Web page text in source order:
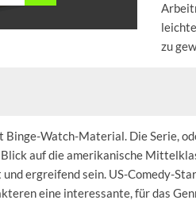
zu
Binge-Watch-Material. Die Serie,
auf die amerikanische
ergreifend sein. US-Comedy-
eine interessante, für das